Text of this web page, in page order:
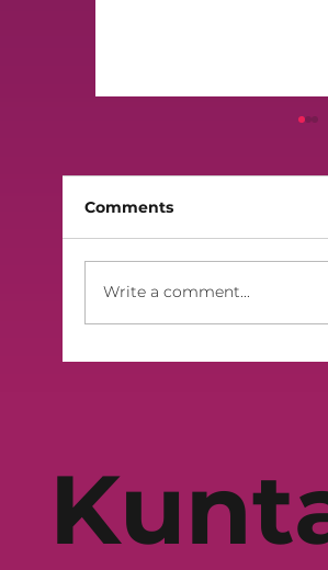
Finali 2026 - Lilek
Comments
Write a comment...